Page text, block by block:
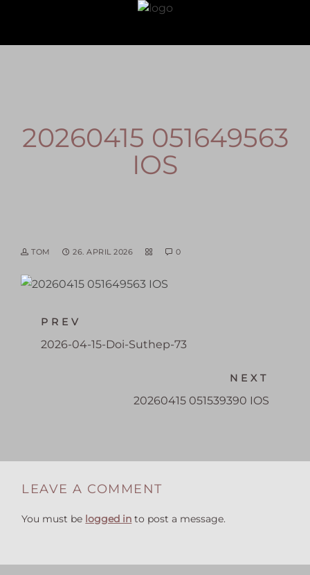
20260415 051649563
IOS
TOM 26. APRIL 2026 0
PREV
2026-04-15-Doi-Suthep-73
NEXT
20260415 051539390 IOS
LEAVE A COMMENT
You must be logged in to post a message.